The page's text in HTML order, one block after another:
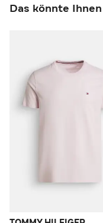
Das könnte